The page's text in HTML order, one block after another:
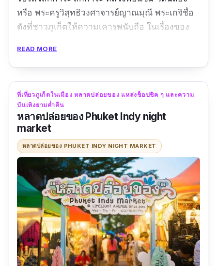
หรือ พระครูวิสุทธิวงศาจารย์ญาณมุณี พระเกจิชื่อ
ดังที่ชาวภูเก็ตให้ความเคารพนับถือ ในเรื่องของ
ศาสตร์วิชาในด้านการปรุงยาสมุนไพร และรักษา
โรค เข้าเฝือกผู้ป่วยกระดูกหัก ในสมัยก่อนค่ะ
นอกจากนี้รอบ ๆ บริเวณวัดยังมีพระมหาธาตุเจดีย์
พระจอมไทยบารมีประกาศ ให้เราได้ไปกราบว่าย
ถ่ายรูปเพื่อความเป็นสิริมงคลด้วยค่ะ
ข้อมูลเฉพาะ
พิกัด Google map :
https://goo.gl/maps/Z3tG989H8S7nCGCW
A?coh=178571&entry=tt
เวลาทำการ :เปิดทุกวัน 08:00–17:00 น.
ประเภทของที่เที่ยว :ศาสนสถาน/โบราณสถาน
รีวิว : “วัดเก่าแก่ประจำจังหวัด มีผู้คนมาสักการะไม่
ขาดสาย มีความศักดิ์สิทธิ์้เป็นที่เคารพนับถือของ
READ MORE
ที่เที่ยวภูเก็ตในเมือง หลาดปล่อยของ แหล่งช็อปชิค ๆ และความ
บันเทิงยามค่ำคืน
หลาดปล่อยของ Phuket Indy night
market
หลาดปล่อยของ PHUKET INDY NIGHT MARKET